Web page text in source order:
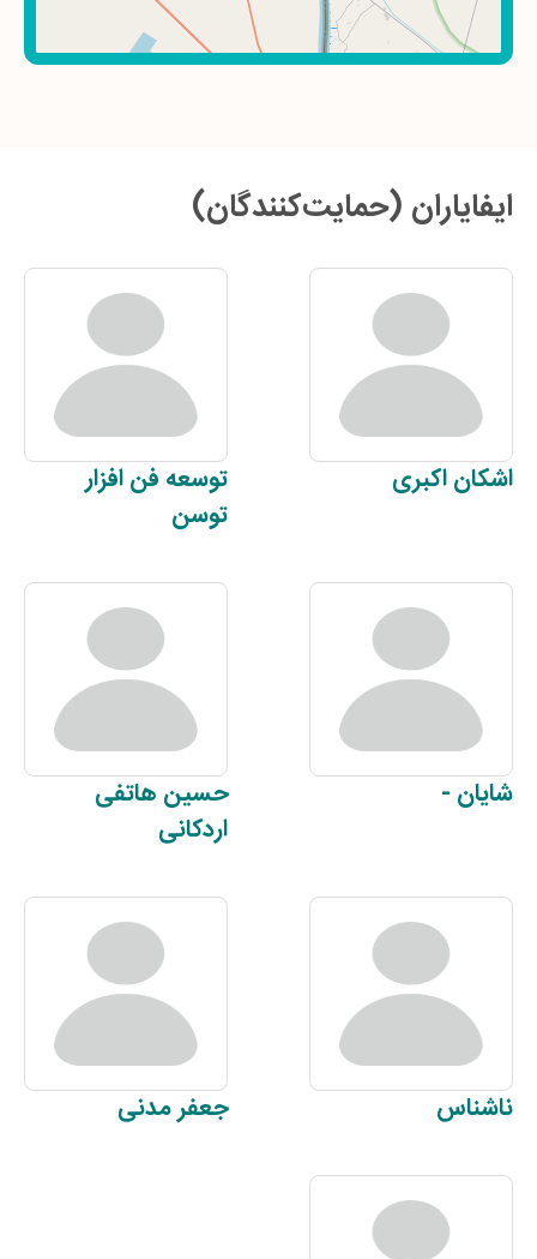
ایفایاران (حمایت‌کنندگان)
اشکاناکبری
توسعه فن افزار
توسن
شایان - حسین هاتفی
اردکانی
ناشناس جعفرمدنی